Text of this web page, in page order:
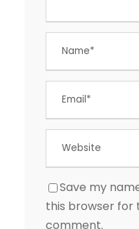
Save my
this browser for
comment.